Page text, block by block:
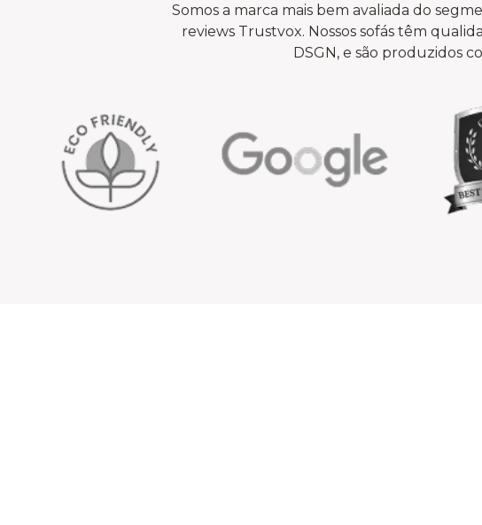
Somos a marca mais bem avaliada do
reviews Trustvox. Nossos sofás têm
DSGN, e são produzidos